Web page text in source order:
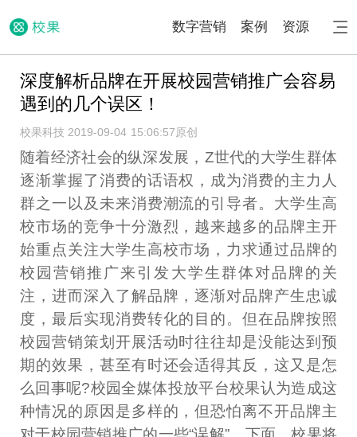
数字营销 案例 资源
深度解析品牌在开展校园营销推广会容易
遇到的几个误区！
校果科技 2019-09-04 15:06:57原创
随着经济社会的纵深发展，Z世代的大学生群体
逐渐掌握了消费的话语权，成为消费的主力人
群之一以及未来消费潮流的引导者。大学生高
校市场的竞争十分激烈，越来越多的品牌主开
始重点关注大学生高校市场，力求通过品牌的
校园营销推广来引发大学生群体对品牌的关
注，进而深入了解品牌，逐渐对品牌产生忠诚
度，最后实现消费转化的目的。但在品牌按照
校园营销策划开展活动时往往却是没能达到预
期的效果，甚至有时还会适得其反，这又是怎
么回事呢?校园全媒体投放平台校果认为造成这
种情况的原因是多样的，但恐怕离不开品牌主